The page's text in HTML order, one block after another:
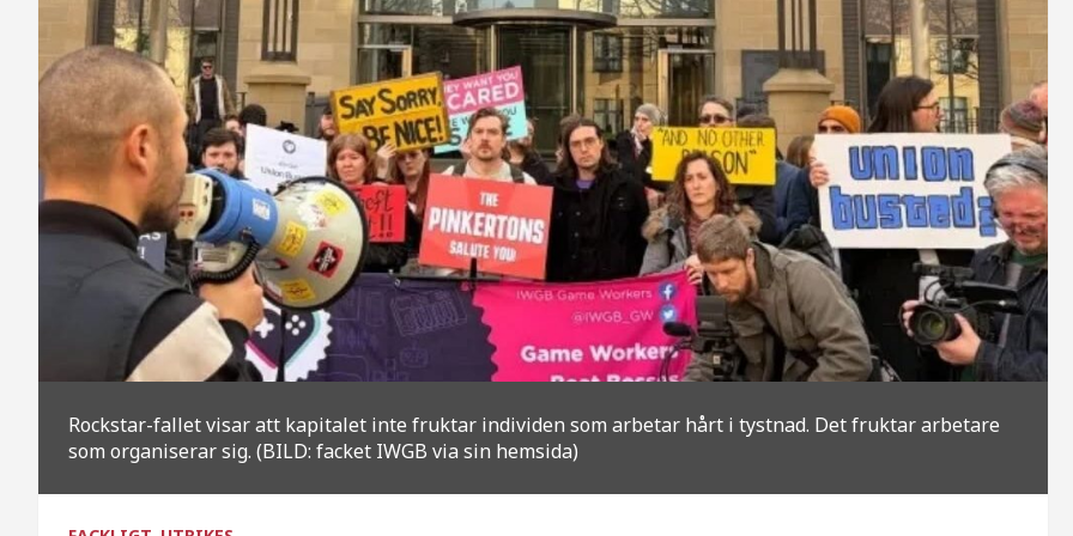
Rockstar-fallet visar att kapitalet inte fruktar individen som arbetar hårt i tystnad. Det fruktar arbetare
som organiserar sig. (BILD: facket IWGB via sin hemsida)